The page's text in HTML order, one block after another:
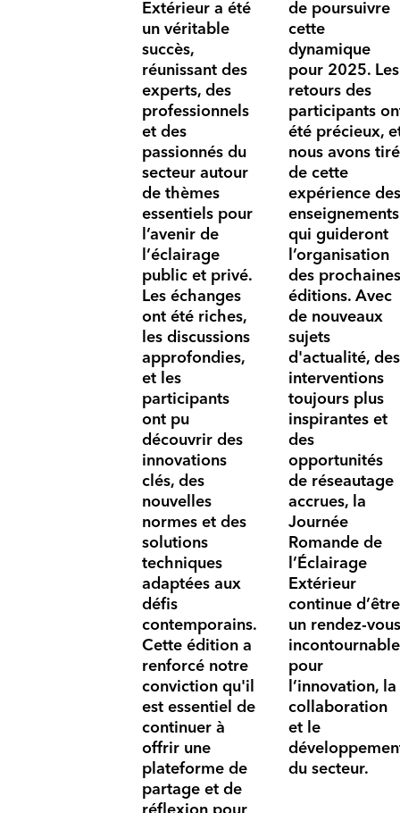
Extérieur a été
un véritable
succès,
réunissant des
experts, des
professionnels
et des
passionnés du
secteur autour
de thèmes
essentiels pour
l’avenir de
l’éclairage
public et privé.
Les échanges
ont été riches,
les discussions
approfondies,
et les
participants
ont pu
découvrir des
innovations
clés, des
nouvelles
normes et des
solutions
techniques
adaptées aux
défis
contemporains.
Cette édition a
renforcé notre
conviction qu'il
est essentiel de
continuer à
offrir une
plateforme de
partage et de
de poursuivre
cette
dynamique
pour 2025. Les
retours des
participants
été précieux,
nous avons tiré
de cette
expérience des
enseignements
qui guideront
l’organisation
des prochaines
éditions. Avec
de nouveaux
sujets
d'actualité, des
interventions
toujours plus
inspirantes et
des
opportunités
de réseautage
accrues, la
Journée
Romande de
l’Éclairage
Extérieur
continue d’être
un rendez-vous
incontournable
pour
l’innovation, la
collaboration
et le
du secteur.